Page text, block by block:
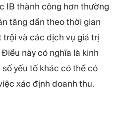
IB thành công hơn thường
tăng dần theo thời gian
và các dịch vụ giá trị
này có nghĩa là kinh
yếu tố khác có thể có
xác định doanh thu.